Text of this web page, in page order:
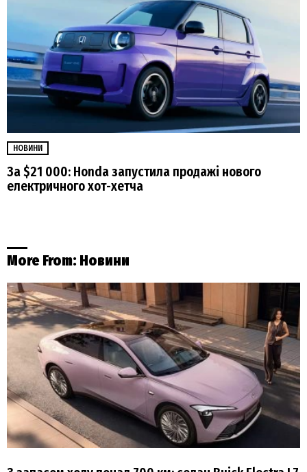
НОВИНИ
За $21 000: Honda запустила продажі нового
електричного хот-хетча
More From: Новини